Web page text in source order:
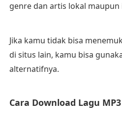
genre dan artis lokal
Jika kamu tidak bisa
di situs lain, kamu bisa
alternatifnya.
Cara Download Lagu